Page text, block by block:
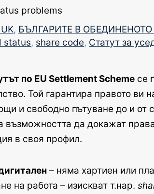
, БЪЛГАРИТЕ В
status, share code, Статут за
по EU Settlement Scheme се
Той гарантира правото ви
и свободно пътуване до и от
възможността да докажат
в своя профил.
– няма хартиен или
на работа – изискват т.нар.